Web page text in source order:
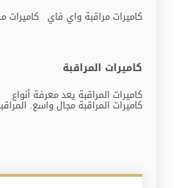
كاميرات مراقبة واي فاي
كاميرات المراقبة
كاميرات المراقبة يعد معرفة أنواع
كاميرات المراقبة مجال واسع.